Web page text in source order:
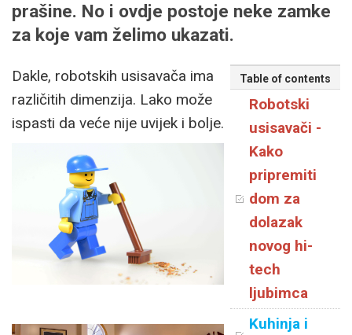
prašine. No i ovdje postoje neke zamke
za koje vam želimo ukazati.
Table of contents
Robotski
usisavači -
Kako
pripremiti
dom za
dolazak
novog hi-
tech
ljubimca
Kuhinja i
Dakle, robotskih usisavača ima
različitih dimenzija. Lako može
ispasti da veće nije uvijek i bolje.